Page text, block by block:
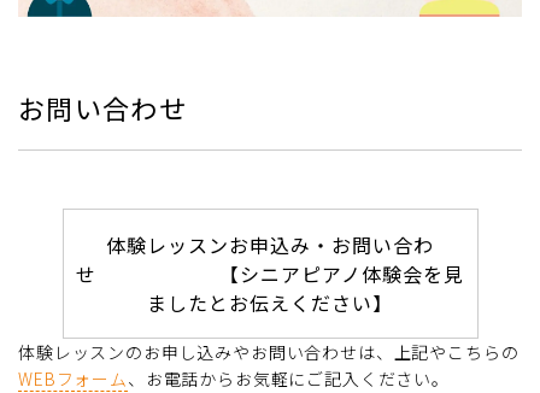
お問い合わせ
体験レッスンお申込み・お問い合わ
せ 【シニアピアノ体験会を見
ましたとお伝えください】
体験レッスンのお申し込みやお問い合わせは、上記やこちらの
WEBフォーム、お電話からお気軽にご記入ください。